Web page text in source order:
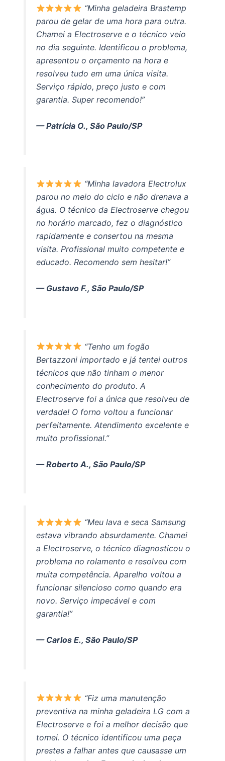
“Minha geladeira Brastemp
parou de gelar de uma hora para outra.
Chamei a Electroserve e o técnico veio
no dia seguinte. Identificou o problema,
apresentou o orçamento na hora e
resolveu tudo em uma única visita.
Serviço rápido, preço justo e com
garantia. Super recomendo!”
— Patrícia O., São Paulo/SP
“Minha lavadora Electrolux
parou no meio do ciclo e não drenava a
água. O técnico da Electroserve chegou
no horário marcado, fez o diagnóstico
rapidamente e consertou na mesma
visita. Profissional muito competente e
educado. Recomendo sem hesitar!”
— Gustavo F., São Paulo/SP
“Tenho um fogão
Bertazzoni importado e já tentei outros
técnicos que não tinham o menor
conhecimento do produto. A
Electroserve foi a única que resolveu de
verdade! O forno voltou a funcionar
perfeitamente. Atendimento excelente e
muito profissional.”
— Roberto A., São Paulo/SP
“Meu lava e seca Samsung
estava vibrando absurdamente. Chamei
a Electroserve, o técnico diagnosticou o
problema no rolamento e resolveu com
muita competência. Aparelho voltou a
funcionar silencioso como quando era
novo. Serviço impecável e com
garantia!”
— Carlos E., São Paulo/SP
“Fiz uma manutenção
preventiva na minha geladeira LG com a
Electroserve e foi a melhor decisão que
tomei. O técnico identificou uma peça
prestes a falhar antes que causasse um